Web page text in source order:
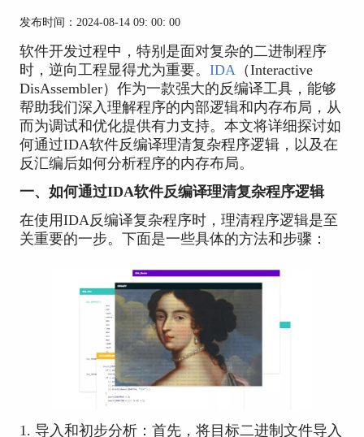
发布时间：2024-08-14 09: 00: 00
软件开发过程中，特别是面对复杂的二进制程序
时，逆向工程显得尤为重要。 IDA（Interactive
DisAssembler）作为一款强大的反编译工具，能够
帮助我们深入理解程序的内部逻辑和内存布局，从
而为调试和优化提供有力支持。本文将详细探讨如
何通过IDA软件反编译理清复杂程序逻辑，以及在
反汇编后如何分析程序的内存布局。
一、如何通过IDA软件反编译理清复杂程序逻辑
在使用IDA反编译复杂程序时，理清程序逻辑是至
关重要的一步。下面是一些具体的方法和步骤：
1. 导入和初步分析：首先，将目标二进制文件导入